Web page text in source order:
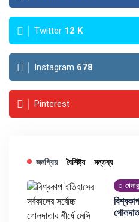
Twitter 12 K
Instagram 678
Pinterest
জনপ্রিয় বৈশিষ্ট্য মন্তব্য